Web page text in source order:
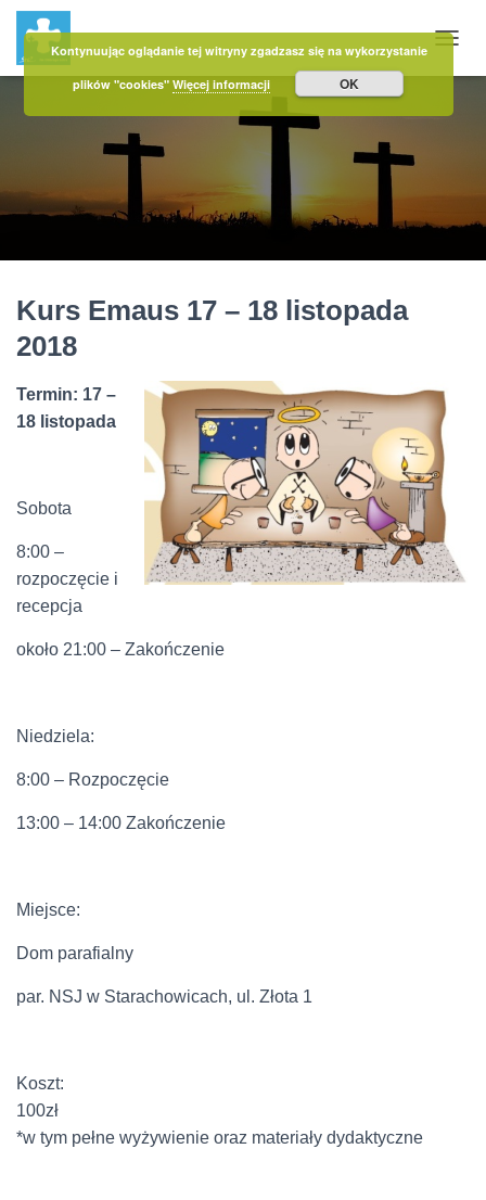
Kurs Emaus 17 – 18 listopada
2018
Termin: 17 –
18 listopada
Sobota
8:00 –
rozpoczęcie i
recepcja
około 21:00 – Zakończenie
Niedziela:
8:00 – Rozpoczęcie
13:00 – 14:00 Zakończenie
Miejsce:
Dom parafialny
par. NSJ w Starachowicach, ul. Złota 1
Koszt:
100zł
*w tym pełne wyżywienie oraz materiały dydaktyczne
Kontynuując oglądanie tej witryny zgadzasz się na wykorzystanie
plików "cookies"Więcej informacji OK